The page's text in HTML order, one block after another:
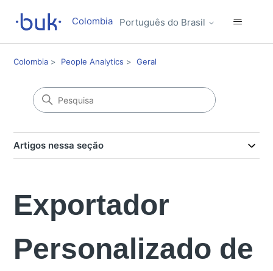
Colombia Português do Brasil
Colombia People Analytics Geral
Artigos nessa seção
Exportador
Personalizado de